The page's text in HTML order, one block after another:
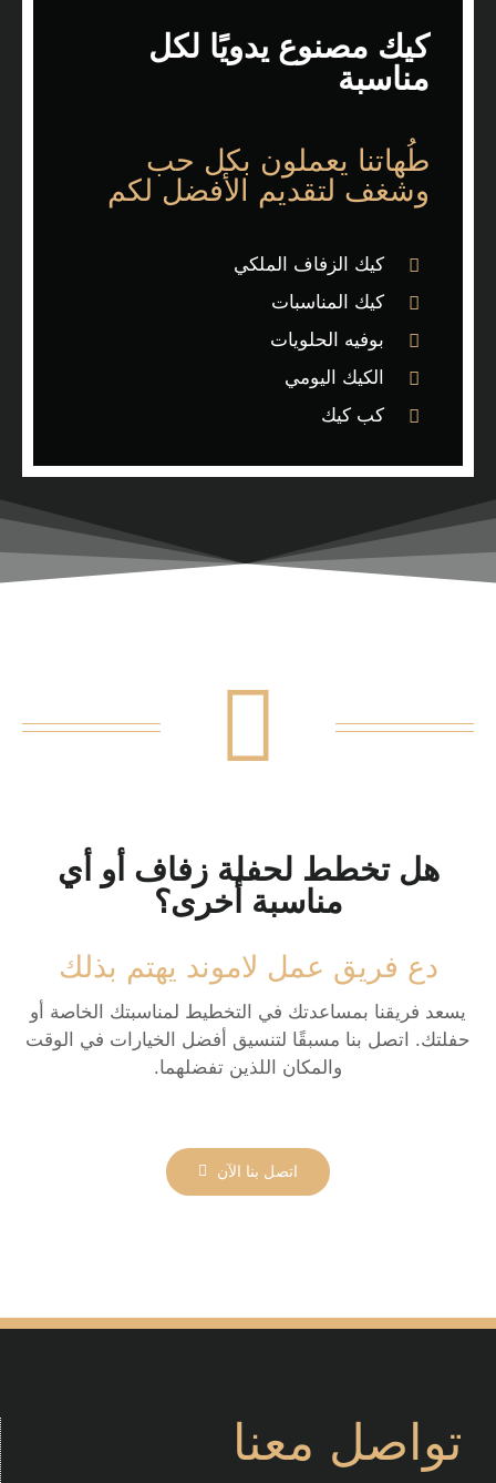
كيك مصنوع يدويًا لكل
مناسبة
طُهاتنا يعملون بكل حب
وشغف لتقديم الأفضل لكم
كيك الزفاف الملكي
كيك المناسبات
بوفيه الحلويات
الكيك اليومي
كب كيك
هل تخطط لحفلة زفاف أو أي
مناسبة أخرى؟
دع فريق عمل لاموند يهتم بذلك
يسعد فريقنا بمساعدتك في التخطيط لمناسبتك الخاصة أو
حفلتك. اتصل بنا مسبقًا لتنسيق أفضل الخيارات في الوقت
والمكان اللذين تفضلهما.
اتصل بنا الآن
تواصل معنا